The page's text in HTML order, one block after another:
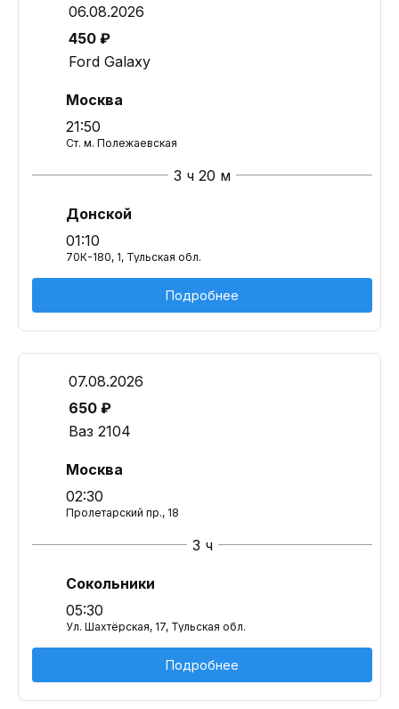
06.08.2026
450 ₽
Ford Galaxy
Москва
21:50
Ст. м. Полежаевская
3 ч 20 м
Донской
01:10
70К-180, 1, Тульская обл.
Подробнее
07.08.2026
650 ₽
Ваз 2104
Москва
02:30
Пролетарский пр., 18
3 ч
Сокольники
05:30
Ул. Шахтёрская, 17, Тульская обл.
Подробнее